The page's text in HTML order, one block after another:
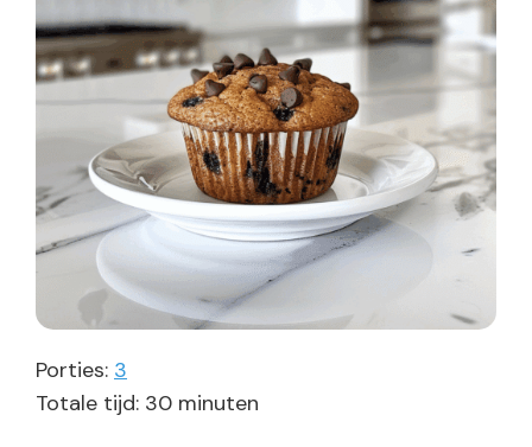
Porties: 3
Totale tijd: 30minuten
minuten